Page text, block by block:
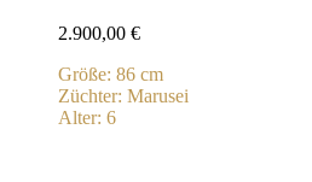
2.900,00 €
Größe: 86 cm
Züchter: Marusei
Alter: 6